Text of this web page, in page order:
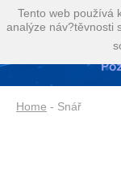
Home - Snář
Tento web používá
analýze náv?těvnosti